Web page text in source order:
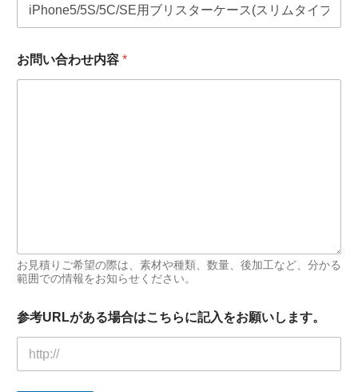
せ
の
ご
お問い合わせ内容 *
お見積りご希望の際は、素材や種類、数量、後加工など、分かる
範囲での情報をお知らせください。
参考URLがある場合はこちらに記入をお願いします。